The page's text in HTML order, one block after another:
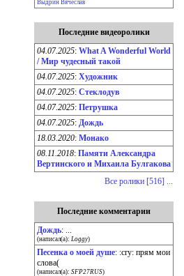
Выдрин Вячеслав
Последние видеоролики
04.07.2025: What A Wonderful World
/ Мир чудесный такой
04.07.2025: Художник
04.07.2025: Стеклодув
04.07.2025: Петрушка
04.07.2025: Дождь
18.03.2020: Монако
08.11.2018: Памяти Александра
Вертинского и Михаила Булгакова
Все ролики [516] ...
Последние комментарии
Дождь: ...
(написал(а): Loggy)
Песенка о моей душе: :cry: прям мои
слова(
(написал(а): SFP27RUS)